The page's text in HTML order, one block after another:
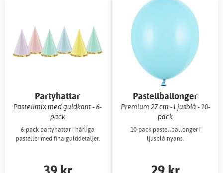
Partyhattar
Pastellmix med guldkant - 6-
pack
6-pack partyhattar i härliga
pasteller med fina gulddetaljer.
Pastellballonger
Premium 27 cm - Ljusblå - 10-
pack
10-pack pastellballonger i
ljusblå nyans.